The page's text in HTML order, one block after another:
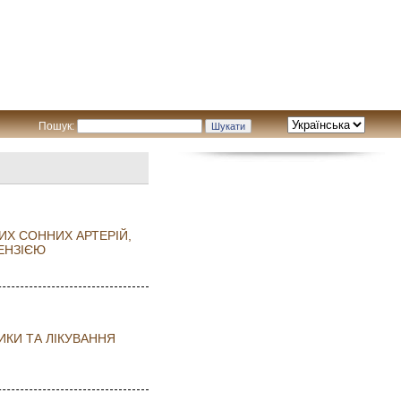
Пошук:
СОННИХ АРТЕРІЙ,
ТА ЛІКУВАННЯ